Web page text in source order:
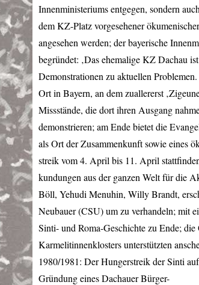
Innenministeriums entgegen, sondern
dem KZ-Platz vorgesehener
angesehen werden; der bayerische
begründet: ‚Das ehemalige KZ Dachau
Demonstrationen zu aktuellen
Ort in Bayern, an dem zuallererst
Missstände, die dort ihren Ausgang
demonstrieren; am Ende bietet die
als Ort der Zusammenkunft sowie eines
streik vom 4. April bis 11. April
kundungen aus der ganzen Welt für die
Böll, Yehudi Menuhin, Willy Brandt,
Neubauer (CSU) um zu verhandeln; mit
Sinti- und Roma-Geschichte zu Ende;
Karmelitinnenklosters unterstützten
1980/1981: Der Hungerstreik der Sinti
Gründung eines Dachauer Bürger-